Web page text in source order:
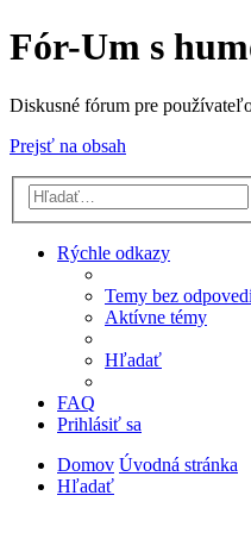
Fór-Um s
Diskusné fórum pre
Prejsť na obsah
Rýchle odkazy
Temy bez
Aktívne témy
Hľadať
FAQ
Prihlásiť sa
Domov Úvodná stránka
Hľadať